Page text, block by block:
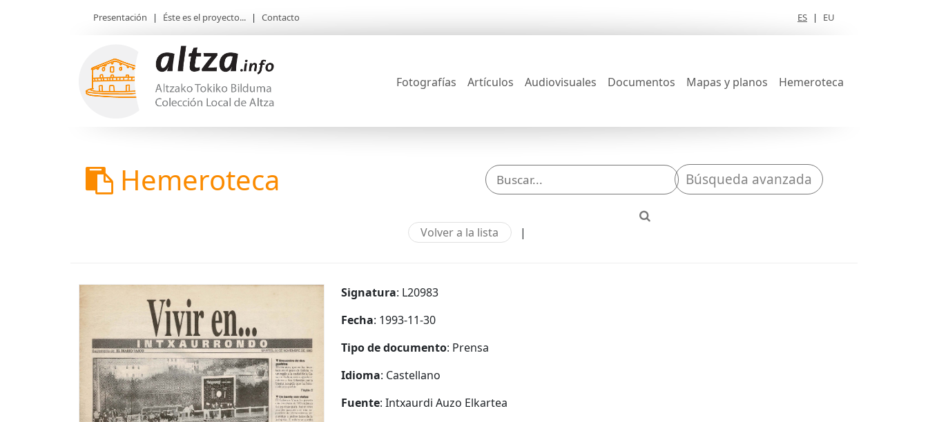
Presentación | Éste es el proyecto... | Contacto ES | EU
Fotografías Artículos Audiovisuales Documentos Mapas y planos Hemeroteca
Hemeroteca Búsqueda avanzada
Volver a la lista |
Signatura: L20983
Fecha: 1993-11-30
Tipo de documento: Prensa
Idioma: Castellano
Fuente: Intxaurdi Auzo Elkartea